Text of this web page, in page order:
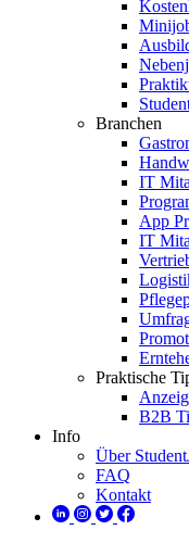
Branchen
IT
App
IT
Praktische
B2B
Info
Über
FAQ
Kontakt